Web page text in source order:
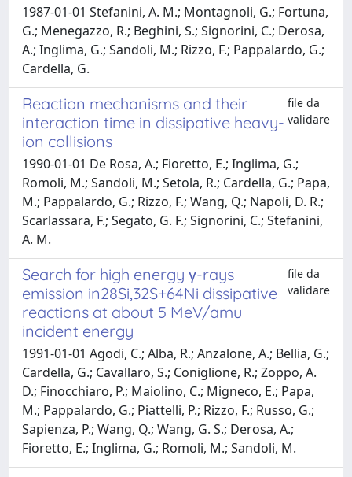
1987-01-01 Stefanini, A. M.; Montagnoli, G.; Fortuna,
G.; Menegazzo, R.; Beghini, S.; Signorini, C.; Derosa,
A.; Inglima, G.; Sandoli, M.; Rizzo, F.; Pappalardo, G.;
Cardella, G.
Reaction mechanisms and their
interaction time in dissipative heavy-
ion collisions
file da
validare
1990-01-01 De Rosa, A.; Fioretto, E.; Inglima, G.;
Romoli, M.; Sandoli, M.; Setola, R.; Cardella, G.; Papa,
M.; Pappalardo, G.; Rizzo, F.; Wang, Q.; Napoli, D. R.;
Scarlassara, F.; Segato, G. F.; Signorini, C.; Stefanini,
A. M.
Search for high energy γ-rays
emission in28Si,32S+64Ni dissipative
reactions at about 5 MeV/amu
incident energy
file da
validare
1991-01-01 Agodi, C.; Alba, R.; Anzalone, A.; Bellia, G.;
Cardella, G.; Cavallaro, S.; Coniglione, R.; Zoppo, A.
D.; Finocchiaro, P.; Maiolino, C.; Migneco, E.; Papa,
M.; Pappalardo, G.; Piattelli, P.; Rizzo, F.; Russo, G.;
Sapienza, P.; Wang, Q.; Wang, G. S.; Derosa, A.;
Fioretto, E.; Inglima, G.; Romoli, M.; Sandoli, M.